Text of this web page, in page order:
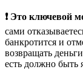
❗ Это ключевой
сами
банкротится и
возвращать
есть должно быть